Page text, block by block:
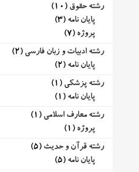
رشته حقوق (10)
پایان نامه (3)
پروژه (7)
رشته ادبیات و زبان فارسی (2)
پایان نامه (2)
رشته پزشکی (1)
پایان نامه (1)
رشته معارف اسلامی (1)
پروژه (1)
رشته قرآن و حدیث (5)
پایان نامه (5)